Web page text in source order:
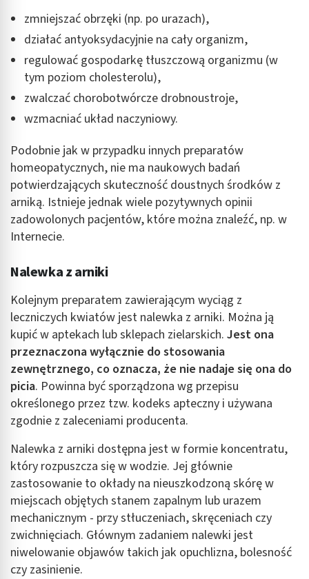
zmniejszać obrzęki (np. po urazach),
działać antyoksydacyjnie na cały organizm,
regulować gospodarkę tłuszczową organizmu (w
tym poziom cholesterolu),
zwalczać chorobotwórcze drobnoustroje,
wzmacniać układ naczyniowy.
Podobnie jak w przypadku innych preparatów
homeopatycznych, nie ma naukowych badań
potwierdzających skuteczność doustnych środków z
arniką. Istnieje jednak wiele pozytywnych opinii
zadowolonych pacjentów, które można znaleźć, np. w
Internecie.
Nalewka z arniki
Kolejnym preparatem zawierającym wyciąg z
leczniczych kwiatów jest nalewka z arniki. Można ją
kupić w aptekach lub sklepach zielarskich. Jest ona
przeznaczona wyłącznie do stosowania
zewnętrznego, co oznacza, że nie nadaje się ona do
picia. Powinna być sporządzona wg przepisu
określonego przez tzw. kodeks apteczny i używana
zgodnie z zaleceniami producenta.
Nalewka z arniki dostępna jest w formie koncentratu,
który rozpuszcza się w wodzie. Jej głównie
zastosowanie to okłady na nieuszkodzoną skórę w
miejscach objętych stanem zapalnym lub urazem
mechanicznym - przy stłuczeniach, skręceniach czy
zwichnięciach. Głównym zadaniem nalewki jest
niwelowanie objawów takich jak opuchlizna, bolesność
czy zasinienie.